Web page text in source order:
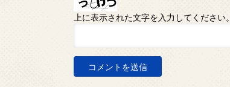
上に表示された文字を入力してください。